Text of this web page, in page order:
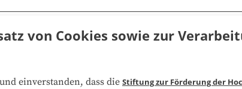
vergleichen
von Cookies sowie zur
einverstanden, dass die Stiftung zur Förderung der